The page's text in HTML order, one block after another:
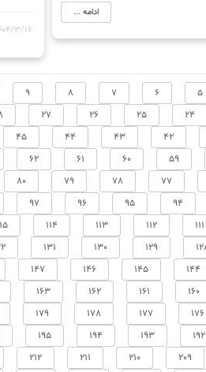
ادامه ...
3/16
5
6
7
8
9
24
25
26
27
42
43
44
45
59
60
61
62
77
78
79
80
94
95
96
97
111
112
113
114
129
130
131
144
145
146
147
160
161
162
163
176
177
178
179
192
193
194
195
209
210
211
212